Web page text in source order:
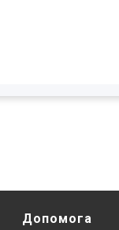
Допомога